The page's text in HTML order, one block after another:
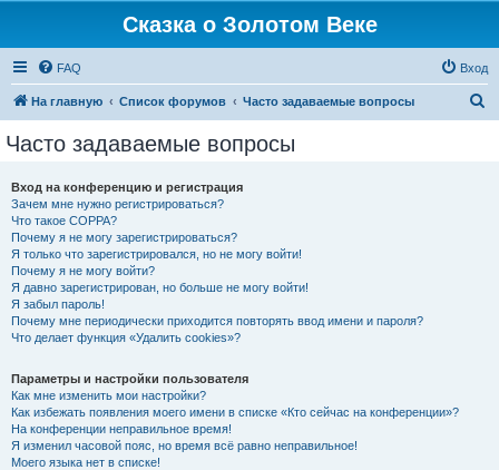
Сказка о Золотом Веке
FAQ Вход
На главную Список форумов Часто задаваемые вопросы
Часто задаваемые вопросы
Вход на конференцию и регистрация
Зачем мне нужно регистрироваться?
Что такое COPPA?
Почему я не могу зарегистрироваться?
Я только что зарегистрировался, но не могу войти!
Почему я не могу войти?
Я давно зарегистрирован, но больше не могу войти!
Я забыл пароль!
Почему мне периодически приходится повторять ввод имени и пароля?
Что делает функция «Удалить cookies»?
Параметры и настройки пользователя
Как мне изменить мои настройки?
Как избежать появления моего имени в списке «Кто сейчас на конференции»?
На конференции неправильное время!
Я изменил часовой пояс, но время всё равно неправильное!
Моего языка нет в списке!